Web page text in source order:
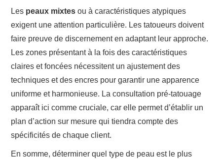
Les peaux mixtes ou à caractéristiques atypiques
exigent une attention particulière. Les tatoueurs doivent
faire preuve de discernement en adaptant leur approche.
Les zones présentant à la fois des caractéristiques
claires et foncées nécessitent un ajustement des
techniques et des encres pour garantir une apparence
uniforme et harmonieuse. La consultation pré-tatouage
apparaît ici comme cruciale, car elle permet d’établir un
plan d’action sur mesure qui tiendra compte des
spécificités de chaque client.
En somme, déterminer quel type de peau est le plus